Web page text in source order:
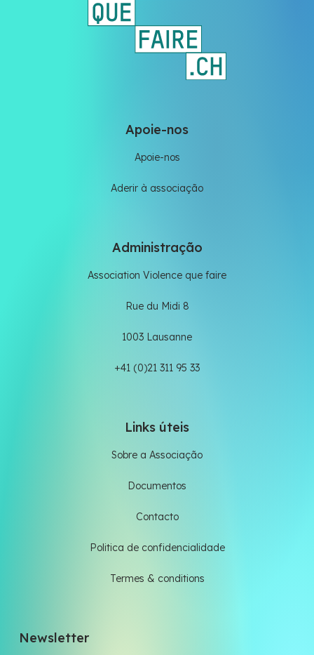
Apoie-nos
Apoie-nos
Aderir à associação
Administração
Association Violence que faire
Rue du Midi 8
1003 Lausanne
+41 (0)21 311 95 33
Links úteis
Sobre a Associação
Documentos
Contacto
Politica de confidencialidade
Termes & conditions
Newsletter